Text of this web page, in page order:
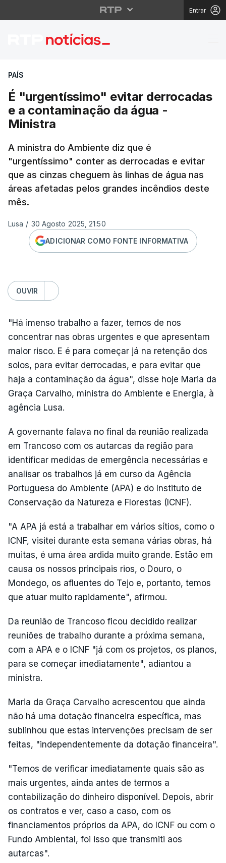
Entrar
É "urgentíssimo"
PAÍS
É "urgentíssimo" evitar derrocadas
e a contaminação da água -
Ministra
A ministra do Ambiente diz que é
"urgentíssimo" conter as derrocadas e evitar
que as cinzas cheguem às linhas de água nas
áreas afetadas pelos grandes incêndios deste
mês.
Lusa / 30 Agosto 2025, 21:50
ADICIONAR COMO FONTE INFORMATIVA
OUVIR
"Há imenso trabalho a fazer, temos de nos
concentrar nas obras urgentes e que apresentam
maior risco. E é para começar já na retenção dos
solos, para evitar derrocadas, e para evitar que
haja a contaminação da água", disse hoje Maria da
Graça Carvalho, ministra do Ambiente e Energia, à
agência Lusa.
A governante falava no final da reunião realizada
em Trancoso com os autarcas da região para
identificar medidas de emergência necessárias e
analisar os trabalhos já em curso da Agência
Portuguesa do Ambiente (APA) e do Instituto de
Conservação da Natureza e Florestas (ICNF).
"A APA já está a trabalhar em vários sítios, como o
ICNF, visitei durante esta semana várias obras, há
muitas, é uma área ardida muito grande. Estão em
causa os nossos principais rios, o Douro, o
Mondego, os afluentes do Tejo e, portanto, temos
que atuar muito rapidamente", afirmou.
Da reunião de Trancoso ficou decidido realizar
reuniões de trabalho durante a próxima semana,
com a APA e o ICNF "já com os projetos, os planos,
para se começar imediatamente", adiantou a
ministra.
Maria da Graça Carvalho acrescentou que ainda
não há uma dotação financeira específica, mas
sublinhou que estas intervenções precisam de ser
feitas, "independentemente da dotação financeira".
"Temos de verificar imediatamente quais são as
mais urgentes, ainda antes de termos a
contabilização do dinheiro disponível. Depois, abrir
os contratos e ver, caso a caso, com os
financiamentos próprios da APA, do ICNF ou com o
Fundo Ambiental, foi isso que transmiti aos
autarcas".